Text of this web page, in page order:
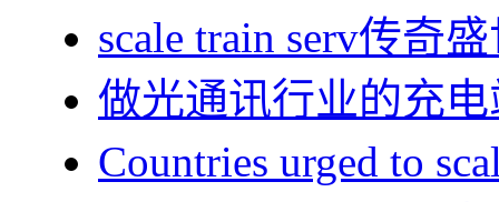
scale train serv传奇
做光通讯行业的充
Countries urged to